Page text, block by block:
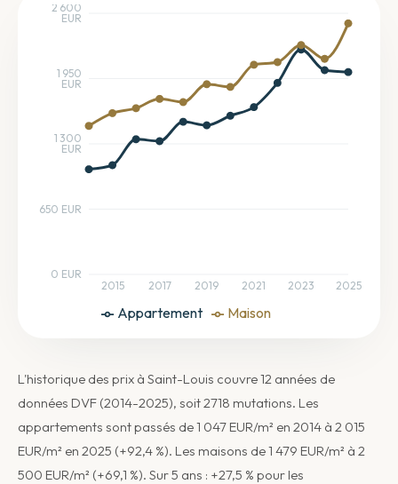
Appartement Maison
2015 2017 2019 2021 2023 2025
0 EUR
650 EUR
1 300
EUR
1 950
EUR
2 600
EUR
L'historique des prix à Saint-Louis couvre 12 années de
données DVF (2014-2025), soit 2718 mutations. Les
appartements sont passés de 1 047 EUR/m² en 2014 à 2 015
EUR/m² en 2025 (+92,4 %). Les maisons de 1 479 EUR/m² à 2
500 EUR/m² (+69,1 %). Sur 5 ans : +27,5 % pour les